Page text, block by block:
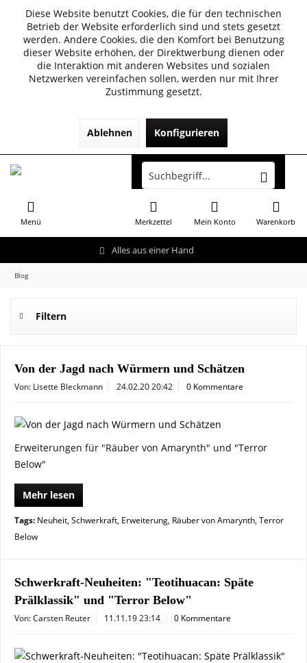
Diese Website benutzt Cookies, die für den technischen
Betrieb der Website erforderlich sind und stets gesetzt
werden. Andere Cookies, die den Komfort bei Benutzung
dieser Website erhöhen, der Direktwerbung dienen oder
die Interaktion mit anderen Websites und sozialen
Netzwerken vereinfachen sollen, werden nur mit Ihrer
Zustimmung gesetzt.
Ablehnen Konfigurieren
Alles aus einer Hand
Menü Warenkorb
Merkzettel Mein Konto
Blog
Filtern
Von der Jagd nach Würmern und Schätzen
Von: Lisette Bleckmann 24.02.20 20:42 0 Kommentare
Erweiterungen für "Räuber von Amarynth" und "Terror
Below"
Mehr lesen
Tags: Neuheit, Schwerkraft, Erweiterung, Räuber von Amarynth, Terror
Below
Schwerkraft-Neuheiten: "Teotihuacan: Späte
Prälklassik" und "Terror Below"
Von: Carsten Reuter 11.11.19 23:14 0 Kommentare